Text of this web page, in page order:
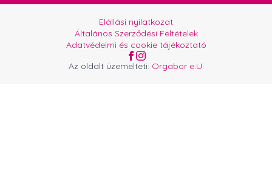
Az oldalt üzemelteti: Orgabor e.U.
Elállási nyilatkozat
Általános Szerződési Feltételek
Adatvédelmi és cookie tájékoztató